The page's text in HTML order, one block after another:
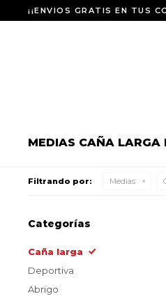
¡¡ENVIOS GRATIS EN TUS
MEDIAS CAÑA LARGA
Filtrando por: Medias
Categorías
Caña larga
Deportiva
Abrigo